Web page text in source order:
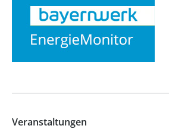
Veranstaltungen